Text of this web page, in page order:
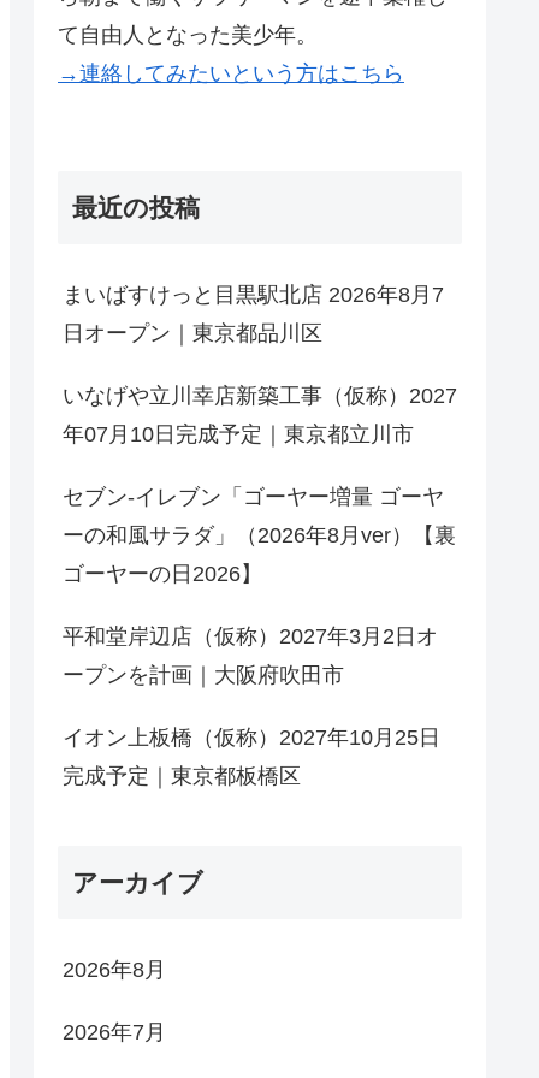
て自由人となった美少年。
→連絡してみたいという方はこちら
最近の投稿
まいばすけっと目黒駅北店 2026年8月7
日オープン｜東京都品川区
いなげや立川幸店新築工事（仮称）2027
年07月10日完成予定｜東京都立川市
セブン-イレブン「ゴーヤー増量 ゴーヤ
ーの和風サラダ」（2026年8月ver）【裏
ゴーヤーの日2026】
平和堂岸辺店（仮称）2027年3月2日オ
ープンを計画｜大阪府吹田市
イオン上板橋（仮称）2027年10月25日
完成予定｜東京都板橋区
アーカイブ
2026年8月
2026年7月